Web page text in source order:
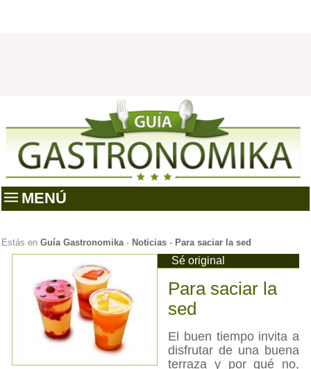
MENÚ
Estás enGuía Gastronomika- Noticias - Para saciar la sed
Sé original
Para saciar la
sed
El buen tiempo invita a
disfrutar de una buena
terraza y por qué no,